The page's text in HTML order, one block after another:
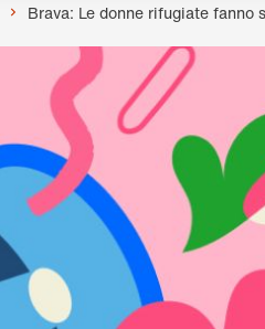
Brava: Le donne rifugiate fanno